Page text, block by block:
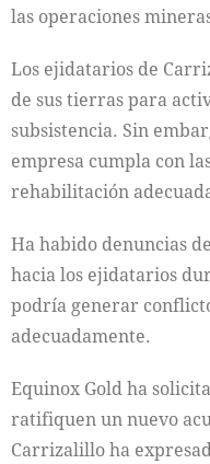
las operaciones
Los ejidatarios de
de sus tierras para
subsistencia. Sin
empresa cumpla con
rehabilitación
Ha habido denuncias
hacia los ejidatarios
podría generar
adecuadamente.
Equinox Gold ha
ratifiquen un nuevo
Carrizalillo ha